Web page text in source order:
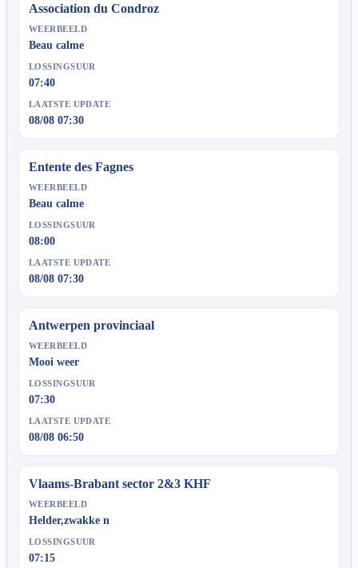
Association du Condroz
WEERBEELD
Beau calme
LOSSINGSUUR
07:40
LAATSTE UPDATE
08/08 07:30
Entente des Fagnes
WEERBEELD
Beau calme
LOSSINGSUUR
08:00
LAATSTE UPDATE
08/08 07:30
Antwerpen provinciaal
WEERBEELD
Mooi weer
LOSSINGSUUR
07:30
LAATSTE UPDATE
08/08 06:50
Vlaams-Brabant sector 2&3 KHF
WEERBEELD
Helder,zwakke n
LOSSINGSUUR
07:15